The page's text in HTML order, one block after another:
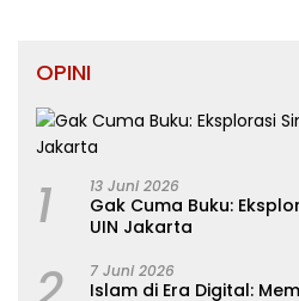
OPINI
1 13 Juni 2026
Gak Cuma Buku:
UIN Jakarta
7 Juni 2026
Islam di Era Digital: